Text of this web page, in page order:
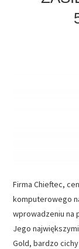
Firma Chieftec,
komputerowego
wprowadzeniu na
Jego
Gold, bardzo